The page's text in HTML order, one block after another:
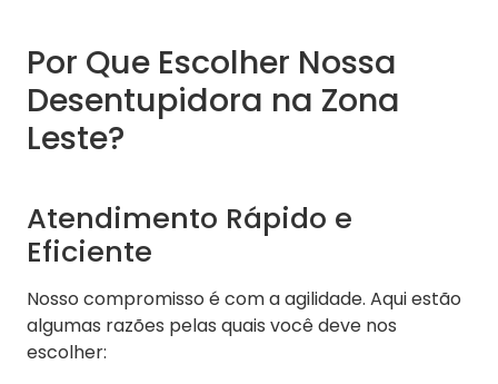
Por Que Escolher Nossa
Desentupidora na Zona
Leste?
Atendimento Rápido e
Eficiente
Nosso compromisso é com a agilidade. Aqui estão
algumas razões pelas quais você deve nos
escolher: